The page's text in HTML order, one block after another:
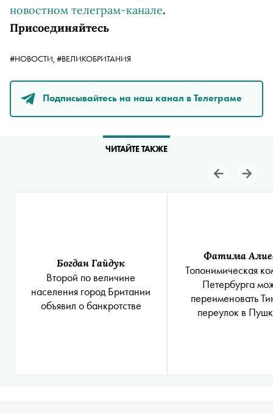
новостном телеграм-канале.
Присоединяйтесь
#НОВОСТИ, #ВЕЛИКОБРИТАНИЯ
Подписывайтесь на наш канал в Телеграме
ЧИТАЙТЕ ТАКЖЕ
Богдан Гайдук
Второй по величине
населения город Британии
объявил о банкротстве
Фатима
Топонимическая
Петербурга
переименовать
переулок в